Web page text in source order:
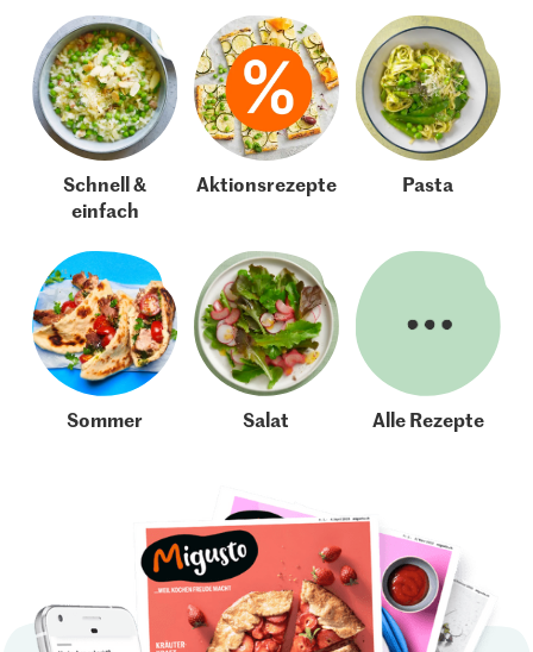
Schnell &
einfach
Aktionsrezepte Pasta
Sommer Salat Alle Rezepte